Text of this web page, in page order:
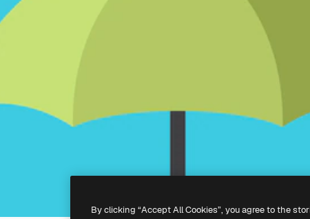
By clicking “Accept All Cookies”, you agree to the